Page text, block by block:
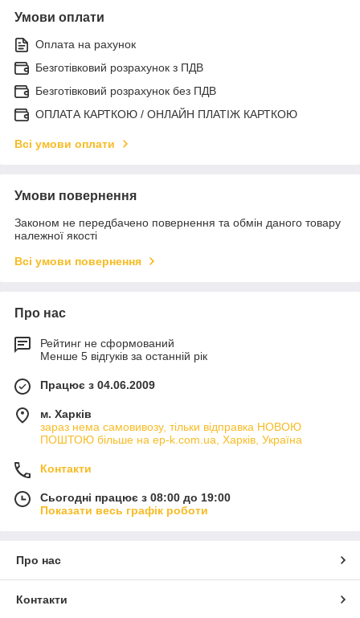
Умови оплати
Оплата на рахунок
Безготівковий розрахунок з ПДВ
Безготівковий розрахунок без ПДВ
ОПЛАТА КАРТКОЮ / ОНЛАЙН ПЛАТІЖ КАРТКОЮ
Всі умови оплати
Умови повернення
Законом не передбачено повернення та обмін даного товару
належної якості
Всі умови повернення
Про нас
Рейтинг не сформований
Менше 5 відгуків за останній рік
Працює з 04.06.2009
м. Харків
зараз нема самовивозу, тільки відправка НОВОЮ
ПОШТОЮ більше на ep-k.com.ua, Харків, Україна
Контакти
Сьогодні працює з 08:00 до 19:00
Показати весь графік роботи
Про нас
Контакти